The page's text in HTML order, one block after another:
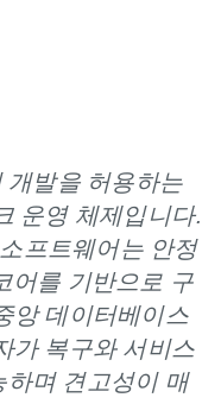
개발을 허용하는
운영 체제입니다.
프트웨어는 안정
어를 기반으로 구
앙 데이터베이스
가 복구와 서비스
하며 견고성이 매